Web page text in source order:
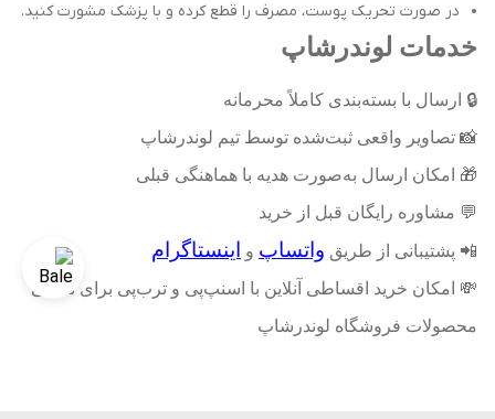
در صورت تحریک پوست، مصرف را قطع کرده و با پزشک مشورت کنید.
خدمات لوندرشاپ
🔒 ارسال با بسته‌بندی کاملاً محرمانه
📸 تصاویر واقعی ثبت‌شده توسط تیم لوندرشاپ
🎁 امکان ارسال به‌صورت هدیه با هماهنگی قبلی
💬 مشاوره رایگان قبل از خرید
📲 پشتیبانی از طریق واتساپ و اینستاگرام
💸 امکان خرید اقساطی آنلاین با اسنپ‌پی و ترب‌پی برای تمامی
محصولات فروشگاه لوندرشاپ